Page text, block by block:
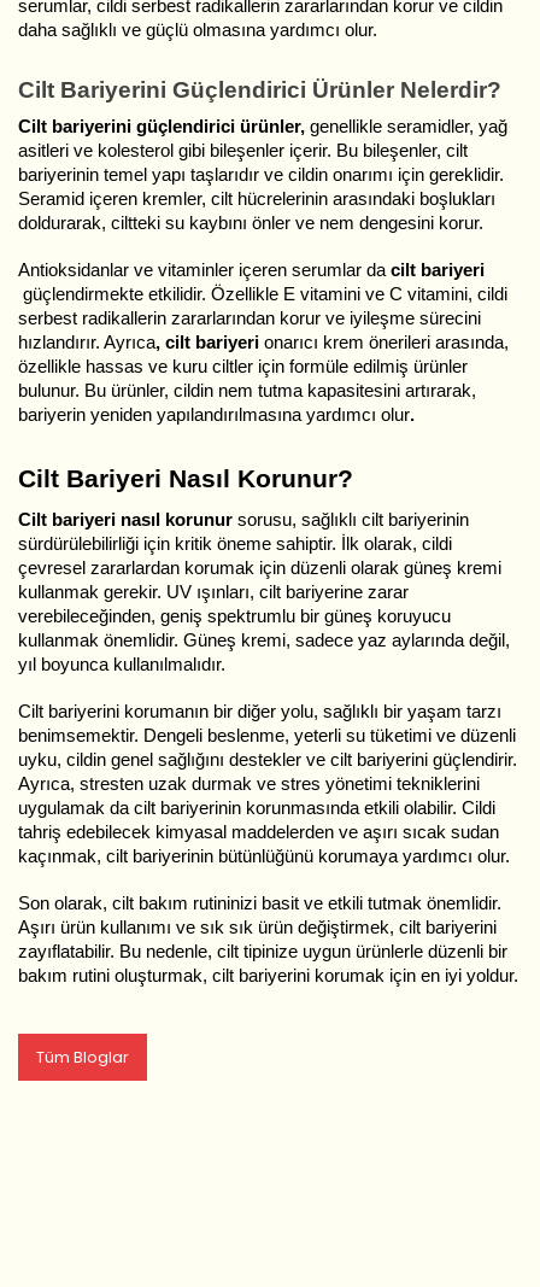
serumlar, cildi serbest radikallerin zararlarından korur ve cildin
daha sağlıklı ve güçlü olmasına yardımcı olur.
Cilt Bariyerini Güçlendirici Ürünler Nelerdir?
Cilt bariyerini güçlendirici ürünler, genellikle seramidler, yağ
asitleri ve kolesterol gibi bileşenler içerir. Bu bileşenler, cilt
bariyerinin temel yapı taşlarıdır ve cildin onarımı için gereklidir.
Seramid içeren kremler, cilt hücrelerinin arasındaki boşlukları
doldurarak, ciltteki su kaybını önler ve nem dengesini korur.
Antioksidanlar ve vitaminler içeren serumlar da cilt bariyeri
güçlendirmekte etkilidir. Özellikle E vitamini ve C vitamini, cildi
serbest radikallerin zararlarından korur ve iyileşme sürecini
hızlandırır. Ayrıca, cilt bariyeri onarıcı krem önerileri arasında,
özellikle hassas ve kuru ciltler için formüle edilmiş ürünler
bulunur. Bu ürünler, cildin nem tutma kapasitesini artırarak,
bariyerin yeniden yapılandırılmasına yardımcı olur.
Cilt Bariyeri Nasıl Korunur?
Cilt bariyeri nasıl korunur sorusu, sağlıklı cilt bariyerinin
sürdürülebilirliği için kritik öneme sahiptir. İlk olarak, cildi
çevresel zararlardan korumak için düzenli olarak güneş kremi
kullanmak gerekir. UV ışınları, cilt bariyerine zarar
verebileceğinden, geniş spektrumlu bir güneş koruyucu
kullanmak önemlidir. Güneş kremi, sadece yaz aylarında değil,
yıl boyunca kullanılmalıdır.
Cilt bariyerini korumanın bir diğer yolu, sağlıklı bir yaşam tarzı
benimsemektir. Dengeli beslenme, yeterli su tüketimi ve düzenli
uyku, cildin genel sağlığını destekler ve cilt bariyerini güçlendirir.
Ayrıca, stresten uzak durmak ve stres yönetimi tekniklerini
uygulamak da cilt bariyerinin korunmasında etkili olabilir. Cildi
tahriş edebilecek kimyasal maddelerden ve aşırı sıcak sudan
kaçınmak, cilt bariyerinin bütünlüğünü korumaya yardımcı olur.
Son olarak, cilt bakım rutininizi basit ve etkili tutmak önemlidir.
Aşırı ürün kullanımı ve sık sık ürün değiştirmek, cilt bariyerini
zayıflatabilir. Bu nedenle, cilt tipinize uygun ürünlerle düzenli bir
bakım rutini oluşturmak, cilt bariyerini korumak için en iyi yoldur.
Tüm Bloglar